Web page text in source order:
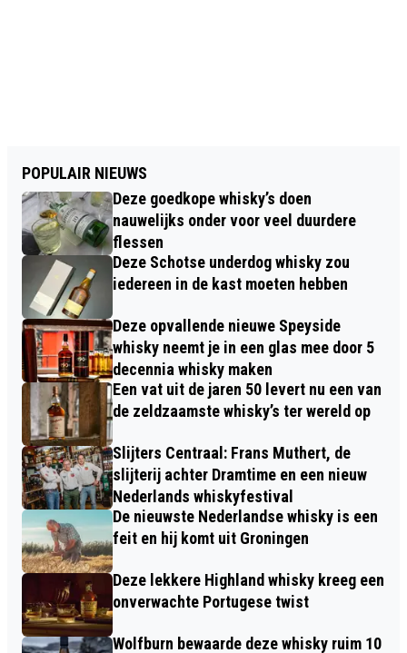
POPULAIR NIEUWS
Deze goedkope whisky’s doen
nauwelijks onder voor veel duurdere
flessen
Deze Schotse underdog whisky zou
iedereen in de kast moeten hebben
Deze opvallende nieuwe Speyside
whisky neemt je in een glas mee door 5
decennia whisky maken
Een vat uit de jaren 50 levert nu een van
de zeldzaamste whisky’s ter wereld op
Slijters Centraal: Frans Muthert, de
slijterij achter Dramtime en een nieuw
Nederlands whiskyfestival
De nieuwste Nederlandse whisky is een
feit en hij komt uit Groningen
Deze lekkere Highland whisky kreeg een
onverwachte Portugese twist
Wolfburn bewaarde deze whisky ruim 10